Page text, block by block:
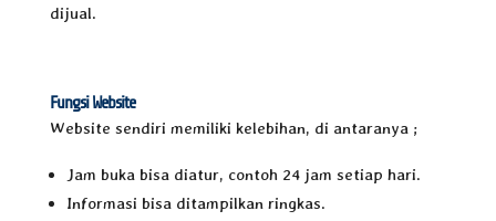
dijual.
Fungsi Website
Website sendiri memiliki kelebihan, di antaranya ;
Jam buka bisa diatur, contoh 24 jam setiap hari.
Informasi bisa ditampilkan ringkas.